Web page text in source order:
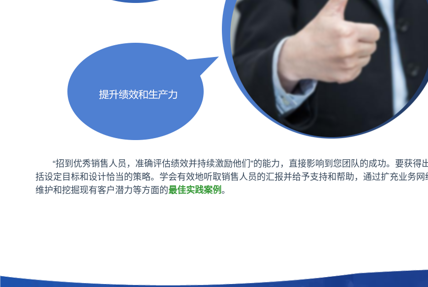
“招到优秀销售人员，准确评估绩效并持续激励他们”的能力，直接影响到您团队的成功。要获得
括设定目标和设计恰当的策略。学会有效地听取销售人员的汇报并给予支持和帮助，通过扩充业务
维护和挖掘现有客户潜力等方面的最佳实践案例。